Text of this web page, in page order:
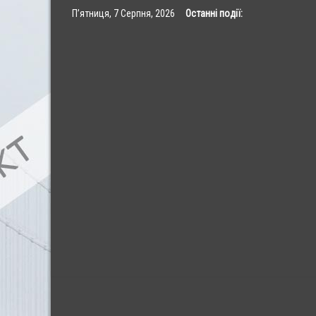
П’ятниця, 7 Серпня, 2026 Останні події: